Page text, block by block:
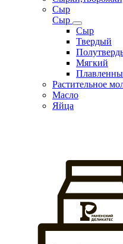
Сыр
Сыр
Сыр
Твердый
Мягкий
Растительное
Масло
Яйца